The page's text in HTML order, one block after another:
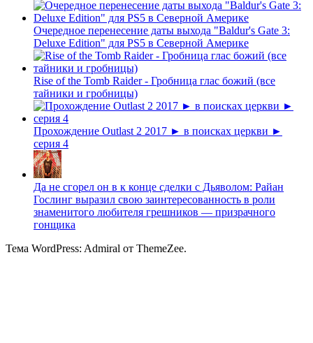
Очередное перенесение даты выхода "Baldur's Gate 3:
Deluxe Edition" для PS5 в Северной Америке
Rise of the Tomb Raider - Гробница глас божий (все
тайники и гробницы)
Прохождение Outlast 2 2017 ► в поисках церкви ►
серия 4
Да не сгорел он в к конце сделки с Дьяволом: Райан
Гослинг выразил свою заинтересованность в роли
знаменитого любителя грешников — призрачного
гонщика
Тема WordPress: Admiral от ThemeZee.